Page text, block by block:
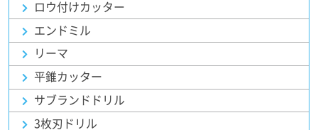
ロウ付けカッター
エンドミル
リーマ
平錐カッター
サブランドドリル
3枚刃ドリル